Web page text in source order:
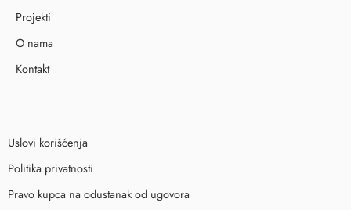
Projekti
O nama
Kontakt
Uslovi korišćenja
Politika privatnosti
Pravo kupca na odustanak od ugovora